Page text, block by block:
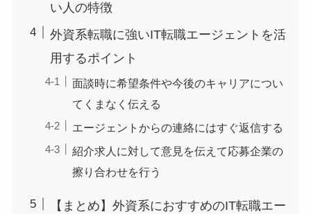
い人の特徴
外資系転職に強いIT転職エージェントを活
用するポイント
面談時に希望条件や今後のキャリアについ
てくまなく伝える
エージェントからの連絡にはすぐ返信する
紹介求人に対して意見を伝えて応募企業の
擦り合わせを行う
【まとめ】外資系におすすめのIT転職エー